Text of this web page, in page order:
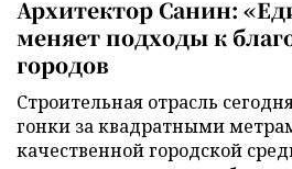
Архитектор Санин:
меняет подходы к
городов
Строительная отрасль
гонки за квадратными
качественной городской